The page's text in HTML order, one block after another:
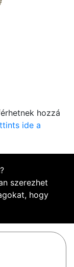
hozzá
ide a
?
szerezhet
hogy